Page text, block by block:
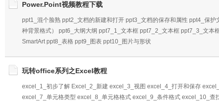
Power.Point视频教程下载
ppt1_混个脸熟 ppt2_文档的新建和打开 ppt3_文档的保存和属性 ppt4_保
种背景格式） ppt6_大纲大纲 ppt7_1_文本框 ppt7_2_文本框 ppt7_3_文本
SmartArt ppt8_表格 ppt9_图表 ppt10_图片与形状
玩转office系列之Excel教程
excel_1_初步了解 Excel_2_新建 excel_3_视图 excel_4_打开和保存
excel_7_单元格类型 excel_8_单元格格式 excel_9_条件格式 excel_10_查